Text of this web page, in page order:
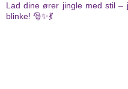
Lad dine ører jingle med stil –
blinke! 🎅✨💃